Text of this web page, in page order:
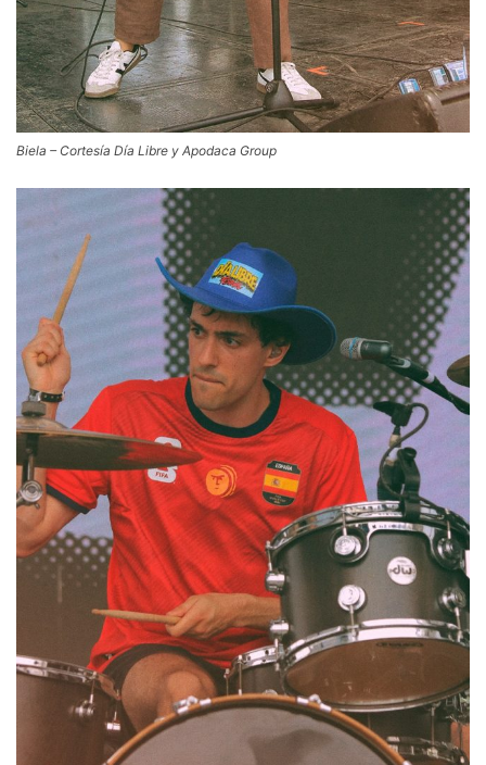
Biela – Cortesía Día Libre y Apodaca Group